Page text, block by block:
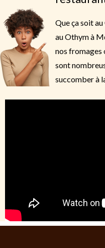
Que ça soit
au Othym à
nos fromages
sont
succomber à